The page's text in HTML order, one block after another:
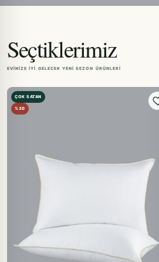
Seçtiklerimiz
EVINIZE IYI GELECEK YENI SEZON ÜRÜNLERI
ÇOK SATAN
%30